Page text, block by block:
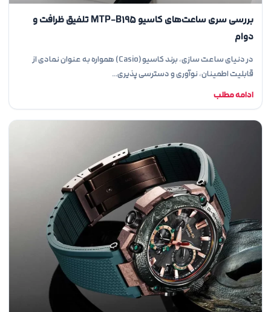
بررسی سری ساعت‌های کاسیو MTP-B195 تلفیق ظرافت و
دوام
در دنیای ساعت سازی، برند کاسیو (Casio) همواره به عنوان نمادی از
قابلیت اطمینان، نوآوری و دسترسی پذیری…
ادامه مطلب